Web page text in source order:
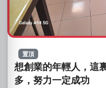
置頂
想創業的年輕人，這
多，努力一定成功